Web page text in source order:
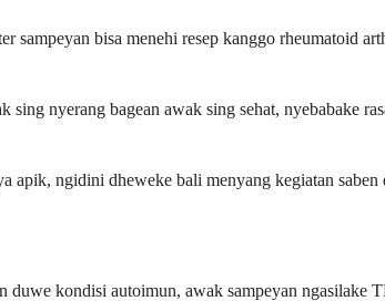
bisa menehi resep kanggo rheumatoid
nyerang bagean awak sing sehat, nyebabake
apik, ngidini dheweke bali menyang kegiatan saben
kondisi autoimun, awak sampeyan ngasilake